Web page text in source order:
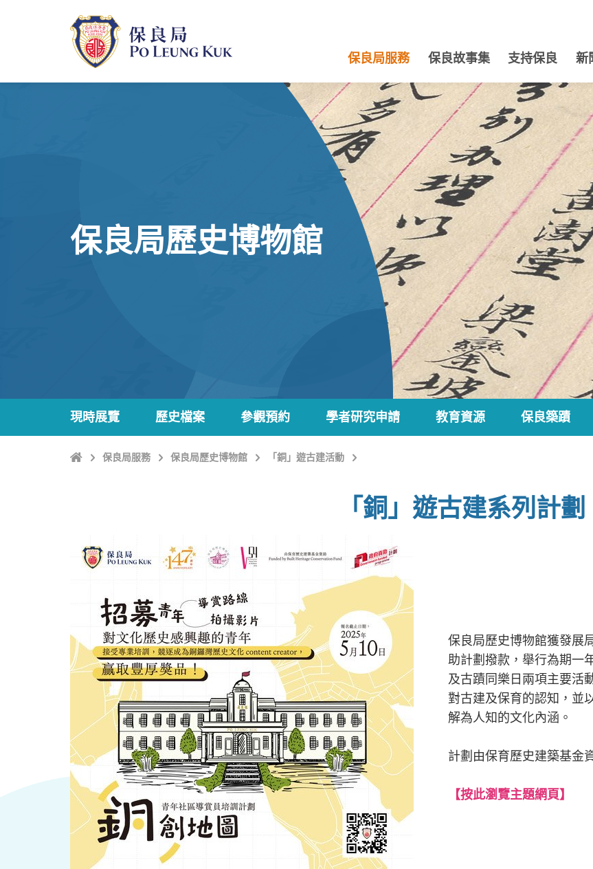
保良局服務 保良故事集 支持保良 新
保良局歷史博物館
現時展覽 歷史檔案 參觀預約 學者研究申請 教育資源 保良築蹟
主
保良局服務 保良局歷史博物館 「銅」遊古建活動
「銅」遊古建系列計劃
保良局歷史博物館獲發展
助計劃撥款，舉行為期一
及古蹟同樂日兩項主要活
對古建及保育的認知，並
解為人知的文化內涵。
計劃由保育歷史建築基金
【按此瀏覽主題網頁】